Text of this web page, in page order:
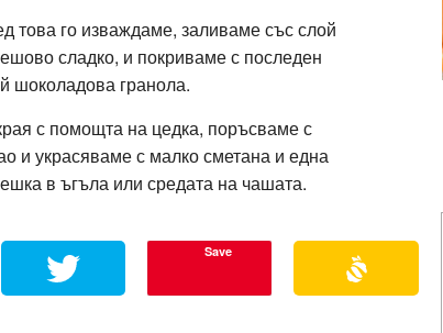
това го изваждаме, заливаме със слой
сладко, и покриваме с последен
шоколадова гранола.
с помощта на цедка, поръсваме с
и украсяваме с малко сметана и една
в ъгъла или средата на чашата.
Save